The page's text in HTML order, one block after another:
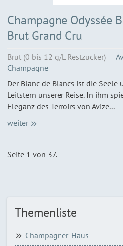
Champagne Odyssée
Brut Grand Cru
Brut (0 bis 12 g/L Restzucker)
Champagne
Der Blanc de Blancs ist die Seele
Leitstern unserer Reise. In ihm
Eleganz des Terroirs von Avize...
weiter
Seite 1 von 37.
Themenliste
Champagner-Haus